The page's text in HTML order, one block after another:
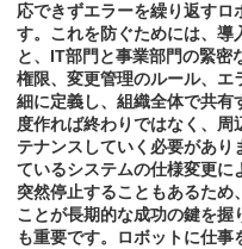
応できずエラーを繰り返すロ
す。これを防ぐためには、導
と、IT部門と事業部門の緊密
権限、変更管理のルール、エ
細に定義し、組織全体で共有
度作れば終わりではなく、
テナンスしていく必要があり
ているシステムの仕様変更に
突然停止することもあるため
ことが長期的な成功の鍵を
も重要です。ロボットに仕